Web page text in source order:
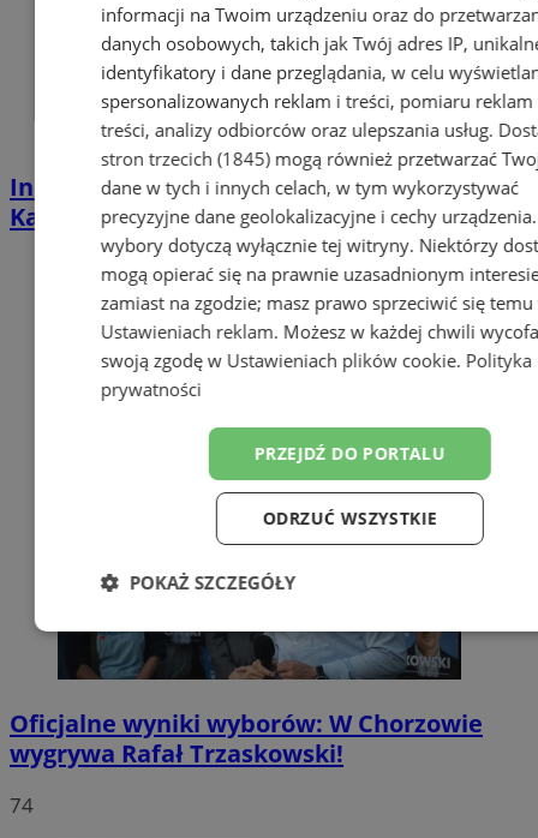
Industrialna podróż przez Chorzów i
Katowice. Nadchodzi HUTBANA 2026
Oficjalne wyniki wyborów: W Chorzowie
wygrywa Rafał Trzaskowski!
74
informacji na Twoim urządzeniu oraz do
danych osobowych, takich jak Twój adres IP,
identyfikatory i dane przeglądania, w celu
spersonalizowanych reklam i treści, pomiaru reklam
treści, analizy odbiorców oraz ulepszania usług.
stron trzecich (1845)mogą również przetwarzać
dane w tych i innych celach, w tym wykorzystywać
precyzyjne dane geolokalizacyjne i cechy
wybory dotyczą wyłącznie tej witryny. Niektórzy
mogą opierać się na prawnie uzasadnionym
zamiast na zgodzie; masz prawo sprzeciwić się temu
Ustawieniach reklam. Możesz w każdej chwili
swoją zgodę w Ustawieniach plików cookie. Polityka
prywatności
PRZEJDŹ DO PORTALU
ODRZUĆ WSZYSTKIE
POKAŻ SZCZEGÓŁY
Niezbędne Wydajność
Funkcjonalność